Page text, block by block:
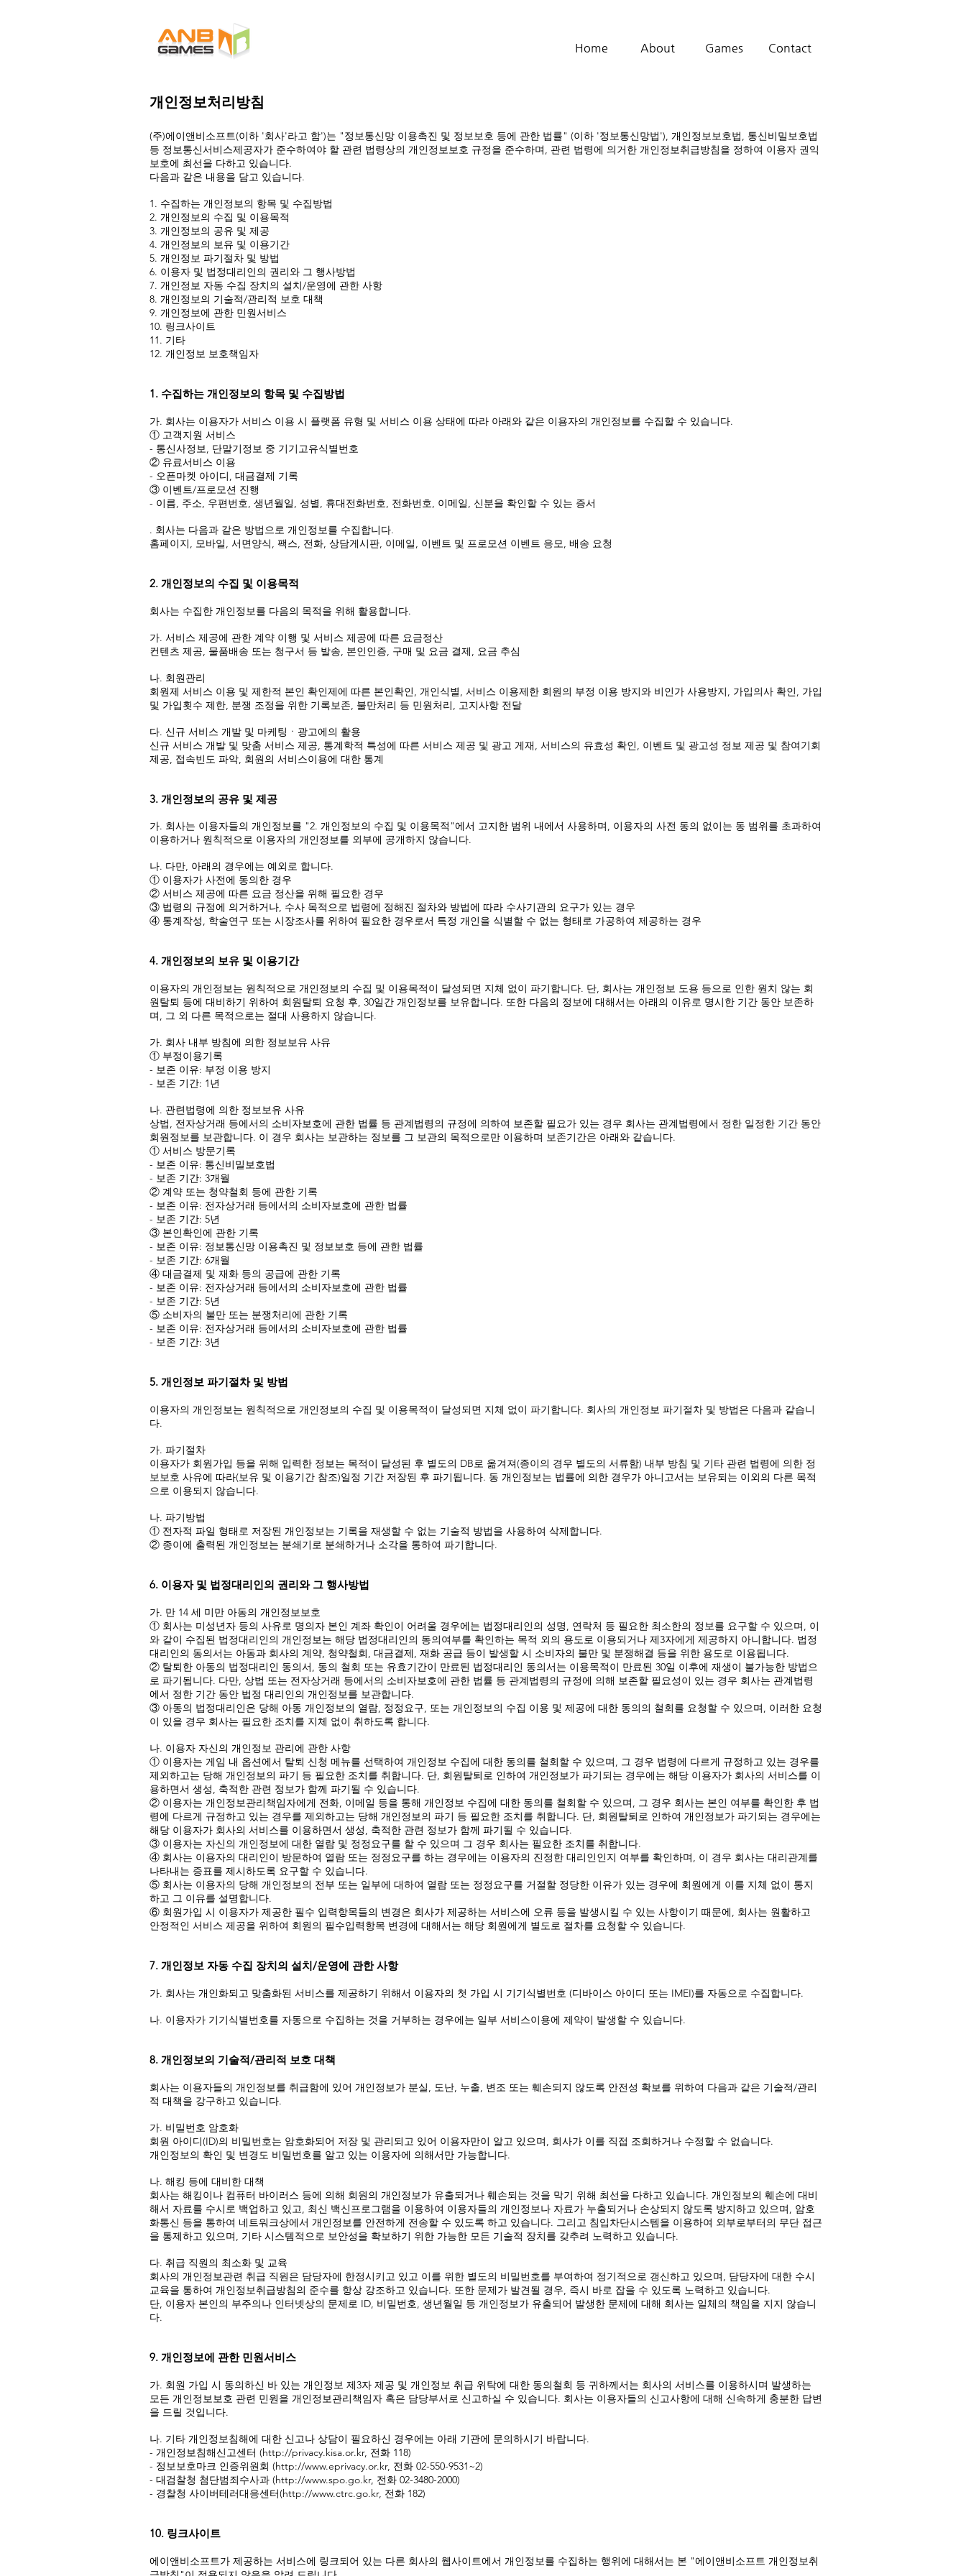
Home About Games Contact
개인정보처리방침
(주)에이앤비소프트(이하 '회사'라고 함')는 "정보통신망 이용촉진 및 정보보호 등에 관한 법률" (이하 '정보통신망법'), 개인정보보호법, 통신비밀보호법
등 정보통신서비스제공자가 준수하여야 할 관련 법령상의 개인정보보호 규정을 준수하며, 관련 법령에 의거한 개인정보취급방침을 정하여 이용자 권익
보호에 최선을 다하고 있습니다.
다음과 같은 내용을 담고 있습니다.
1. 수집하는 개인정보의 항목 및 수집방법
2. 개인정보의 수집 및 이용목적
3. 개인정보의 공유 및 제공
4. 개인정보의 보유 및 이용기간
5. 개인정보 파기절차 및 방법
6. 이용자 및 법정대리인의 권리와 그 행사방법
7. 개인정보 자동 수집 장치의 설치/운영에 관한 사항
8. 개인정보의 기술적/관리적 보호 대책
9. 개인정보에 관한 민원서비스
10. 링크사이트
11. 기타
12. 개인정보 보호책임자
1. 수집하는 개인정보의 항목 및 수집방법
가. 회사는 이용자가 서비스 이용 시 플랫폼 유형 및 서비스 이용 상태에 따라 아래와 같은 이용자의 개인정보를 수집할 수 있습니다.
① 고객지원 서비스
- 통신사정보, 단말기정보 중 기기고유식별번호
② 유료서비스 이용
- 오픈마켓 아이디, 대금결제 기록
③ 이벤트/프로모션 진행
- 이름, 주소, 우편번호, 생년월일, 성별, 휴대전화번호, 전화번호, 이메일, 신분을 확인할 수 있는 증서
. 회사는 다음과 같은 방법으로 개인정보를 수집합니다.
홈페이지, 모바일, 서면양식, 팩스, 전화, 상담게시판, 이메일, 이벤트 및 프로모션 이벤트 응모, 배송 요청
2. 개인정보의 수집 및 이용목적
회사는 수집한 개인정보를 다음의 목적을 위해 활용합니다.
가. 서비스 제공에 관한 계약 이행 및 서비스 제공에 따른 요금정산
컨텐츠 제공, 물품배송 또는 청구서 등 발송, 본인인증, 구매 및 요금 결제, 요금 추심
나. 회원관리
회원제 서비스 이용 및 제한적 본인 확인제에 따른 본인확인, 개인식별, 서비스 이용제한 회원의 부정 이용 방지와 비인가 사용방지, 가입의사 확인, 가입
및 가입횟수 제한, 분쟁 조정을 위한 기록보존, 불만처리 등 민원처리, 고지사항 전달
다. 신규 서비스 개발 및 마케팅ㆍ광고에의 활용
신규 서비스 개발 및 맞춤 서비스 제공, 통계학적 특성에 따른 서비스 제공 및 광고 게재, 서비스의 유효성 확인, 이벤트 및 광고성 정보 제공 및 참여기회
제공, 접속빈도 파악, 회원의 서비스이용에 대한 통계
3. 개인정보의 공유 및 제공
가. 회사는 이용자들의 개인정보를 "2. 개인정보의 수집 및 이용목적"에서 고지한 범위 내에서 사용하며, 이용자의 사전 동의 없이는 동 범위를 초과하여
이용하거나 원칙적으로 이용자의 개인정보를 외부에 공개하지 않습니다.
나. 다만, 아래의 경우에는 예외로 합니다.
① 이용자가 사전에 동의한 경우
② 서비스 제공에 따른 요금 정산을 위해 필요한 경우
③ 법령의 규정에 의거하거나, 수사 목적으로 법령에 정해진 절차와 방법에 따라 수사기관의 요구가 있는 경우
④ 통계작성, 학술연구 또는 시장조사를 위하여 필요한 경우로서 특정 개인을 식별할 수 없는 형태로 가공하여 제공하는 경우
4. 개인정보의 보유 및 이용기간
이용자의 개인정보는 원칙적으로 개인정보의 수집 및 이용목적이 달성되면 지체 없이 파기합니다. 단, 회사는 개인정보 도용 등으로 인한 원치 않는 회
원탈퇴 등에 대비하기 위하여 회원탈퇴 요청 후, 30일간 개인정보를 보유합니다. 또한 다음의 정보에 대해서는 아래의 이유로 명시한 기간 동안 보존하
며, 그 외 다른 목적으로는 절대 사용하지 않습니다.
가. 회사 내부 방침에 의한 정보보유 사유
① 부정이용기록
- 보존 이유: 부정 이용 방지
- 보존 기간: 1년
나. 관련법령에 의한 정보보유 사유
상법, 전자상거래 등에서의 소비자보호에 관한 법률 등 관계법령의 규정에 의하여 보존할 필요가 있는 경우 회사는 관계법령에서 정한 일정한 기간 동안
회원정보를 보관합니다. 이 경우 회사는 보관하는 정보를 그 보관의 목적으로만 이용하며 보존기간은 아래와 같습니다.
① 서비스 방문기록
- 보존 이유: 통신비밀보호법
- 보존 기간: 3개월
② 계약 또는 청약철회 등에 관한 기록
- 보존 이유: 전자상거래 등에서의 소비자보호에 관한 법률
- 보존 기간: 5년
③ 본인확인에 관한 기록
- 보존 이유: 정보통신망 이용촉진 및 정보보호 등에 관한 법률
- 보존 기간: 6개월
④ 대금결제 및 재화 등의 공급에 관한 기록
- 보존 이유: 전자상거래 등에서의 소비자보호에 관한 법률
- 보존 기간: 5년
⑤ 소비자의 불만 또는 분쟁처리에 관한 기록
- 보존 이유: 전자상거래 등에서의 소비자보호에 관한 법률
- 보존 기간: 3년
5. 개인정보 파기절차 및 방법
이용자의 개인정보는 원칙적으로 개인정보의 수집 및 이용목적이 달성되면 지체 없이 파기합니다. 회사의 개인정보 파기절차 및 방법은 다음과 같습니
다.
가. 파기절차
이용자가 회원가입 등을 위해 입력한 정보는 목적이 달성된 후 별도의 DB로 옮겨져(종이의 경우 별도의 서류함) 내부 방침 및 기타 관련 법령에 의한 정
보보호 사유에 따라(보유 및 이용기간 참조)일정 기간 저장된 후 파기됩니다. 동 개인정보는 법률에 의한 경우가 아니고서는 보유되는 이외의 다른 목적
으로 이용되지 않습니다.
나. 파기방법
① 전자적 파일 형태로 저장된 개인정보는 기록을 재생할 수 없는 기술적 방법을 사용하여 삭제합니다.
② 종이에 출력된 개인정보는 분쇄기로 분쇄하거나 소각을 통하여 파기합니다.
6. 이용자 및 법정대리인의 권리와 그 행사방법
가. 만 14 세 미만 아동의 개인정보보호
① 회사는 미성년자 등의 사유로 명의자 본인 계좌 확인이 어려울 경우에는 법정대리인의 성명, 연락처 등 필요한 최소한의 정보를 요구할 수 있으며, 이
와 같이 수집된 법정대리인의 개인정보는 해당 법정대리인의 동의여부를 확인하는 목적 외의 용도로 이용되거나 제3자에게 제공하지 아니합니다. 법정
대리인의 동의서는 아동과 회사의 계약, 청약철회, 대금결제, 재화 공급 등이 발생할 시 소비자의 불만 및 분쟁해결 등을 위한 용도로 이용됩니다.
② 탈퇴한 아동의 법정대리인 동의서, 동의 철회 또는 유효기간이 만료된 법정대리인 동의서는 이용목적이 만료된 30일 이후에 재생이 불가능한 방법으
로 파기됩니다. 다만, 상법 또는 전자상거래 등에서의 소비자보호에 관한 법률 등 관계법령의 규정에 의해 보존할 필요성이 있는 경우 회사는 관계법령
에서 정한 기간 동안 법정 대리인의 개인정보를 보관합니다.
③ 아동의 법정대리인은 당해 아동 개인정보의 열람, 정정요구, 또는 개인정보의 수집 이용 및 제공에 대한 동의의 철회를 요청할 수 있으며, 이러한 요청
이 있을 경우 회사는 필요한 조치를 지체 없이 취하도록 합니다.
나. 이용자 자신의 개인정보 관리에 관한 사항
① 이용자는 게임 내 옵션에서 탈퇴 신청 메뉴를 선택하여 개인정보 수집에 대한 동의를 철회할 수 있으며, 그 경우 법령에 다르게 규정하고 있는 경우를
제외하고는 당해 개인정보의 파기 등 필요한 조치를 취합니다. 단, 회원탈퇴로 인하여 개인정보가 파기되는 경우에는 해당 이용자가 회사의 서비스를 이
용하면서 생성, 축적한 관련 정보가 함께 파기될 수 있습니다.
② 이용자는 개인정보관리책임자에게 전화, 이메일 등을 통해 개인정보 수집에 대한 동의를 철회할 수 있으며, 그 경우 회사는 본인 여부를 확인한 후 법
령에 다르게 규정하고 있는 경우를 제외하고는 당해 개인정보의 파기 등 필요한 조치를 취합니다. 단, 회원탈퇴로 인하여 개인정보가 파기되는 경우에는
해당 이용자가 회사의 서비스를 이용하면서 생성, 축적한 관련 정보가 함께 파기될 수 있습니다.
③ 이용자는 자신의 개인정보에 대한 열람 및 정정요구를 할 수 있으며 그 경우 회사는 필요한 조치를 취합니다.
④ 회사는 이용자의 대리인이 방문하여 열람 또는 정정요구를 하는 경우에는 이용자의 진정한 대리인인지 여부를 확인하며, 이 경우 회사는 대리관계를
나타내는 증표를 제시하도록 요구할 수 있습니다.
⑤ 회사는 이용자의 당해 개인정보의 전부 또는 일부에 대하여 열람 또는 정정요구를 거절할 정당한 이유가 있는 경우에 회원에게 이를 지체 없이 통지
하고 그 이유를 설명합니다.
⑥ 회원가입 시 이용자가 제공한 필수 입력항목들의 변경은 회사가 제공하는 서비스에 오류 등을 발생시킬 수 있는 사항이기 때문에, 회사는 원활하고
안정적인 서비스 제공을 위하여 회원의 필수입력항목 변경에 대해서는 해당 회원에게 별도로 절차를 요청할 수 있습니다.
7. 개인정보 자동 수집 장치의 설치/운영에 관한 사항
가. 회사는 개인화되고 맞춤화된 서비스를 제공하기 위해서 이용자의 첫 가입 시 기기식별번호 (디바이스 아이디 또는 IMEI)를 자동으로 수집합니다.
나. 이용자가 기기식별번호를 자동으로 수집하는 것을 거부하는 경우에는 일부 서비스이용에 제약이 발생할 수 있습니다.
8. 개인정보의 기술적/관리적 보호 대책
회사는 이용자들의 개인정보를 취급함에 있어 개인정보가 분실, 도난, 누출, 변조 또는 훼손되지 않도록 안전성 확보를 위하여 다음과 같은 기술적/관리
적 대책을 강구하고 있습니다.
가. 비밀번호 암호화
회원 아이디(ID)의 비밀번호는 암호화되어 저장 및 관리되고 있어 이용자만이 알고 있으며, 회사가 이를 직접 조회하거나 수정할 수 없습니다.
개인정보의 확인 및 변경도 비밀번호를 알고 있는 이용자에 의해서만 가능합니다.
나. 해킹 등에 대비한 대책
회사는 해킹이나 컴퓨터 바이러스 등에 의해 회원의 개인정보가 유출되거나 훼손되는 것을 막기 위해 최선을 다하고 있습니다. 개인정보의 훼손에 대비
해서 자료를 수시로 백업하고 있고, 최신 백신프로그램을 이용하여 이용자들의 개인정보나 자료가 누출되거나 손상되지 않도록 방지하고 있으며, 암호
화통신 등을 통하여 네트워크상에서 개인정보를 안전하게 전송할 수 있도록 하고 있습니다. 그리고 침입차단시스템을 이용하여 외부로부터의 무단 접근
을 통제하고 있으며, 기타 시스템적으로 보안성을 확보하기 위한 가능한 모든 기술적 장치를 갖추려 노력하고 있습니다.
다. 취급 직원의 최소화 및 교육
회사의 개인정보관련 취급 직원은 담당자에 한정시키고 있고 이를 위한 별도의 비밀번호를 부여하여 정기적으로 갱신하고 있으며, 담당자에 대한 수시
교육을 통하여 개인정보취급방침의 준수를 항상 강조하고 있습니다. 또한 문제가 발견될 경우, 즉시 바로 잡을 수 있도록 노력하고 있습니다.
단, 이용자 본인의 부주의나 인터넷상의 문제로 ID, 비밀번호, 생년월일 등 개인정보가 유출되어 발생한 문제에 대해 회사는 일체의 책임을 지지 않습니
다.
9. 개인정보에 관한 민원서비스
가. 회원 가입 시 동의하신 바 있는 개인정보 제3자 제공 및 개인정보 취급 위탁에 대한 동의철회 등 귀하께서는 회사의 서비스를 이용하시며 발생하는
모든 개인정보보호 관련 민원을 개인정보관리책임자 혹은 담당부서로 신고하실 수 있습니다. 회사는 이용자들의 신고사항에 대해 신속하게 충분한 답변
을 드릴 것입니다.
나. 기타 개인정보침해에 대한 신고나 상담이 필요하신 경우에는 아래 기관에 문의하시기 바랍니다.
- 개인정보침해신고센터 (http://privacy.kisa.or.kr, 전화 118)
- 정보보호마크 인증위원회 (http://www.eprivacy.or.kr, 전화 02-550-9531~2)
- 대검찰청 첨단범죄수사과 (http://www.spo.go.kr, 전화 02-3480-2000)
- 경찰청 사이버테러대응센터(http://www.ctrc.go.kr, 전화 182)
10. 링크사이트
에이앤비소프트가 제공하는 서비스에 링크되어 있는 다른 회사의 웹사이트에서 개인정보를 수집하는 행위에 대해서는 본 "에이앤비소프트 개인정보취